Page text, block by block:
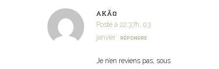
AKÃ¤
Posté à 22:37h, 03
janvier
RÉPONDRE
Je n’en reviens pas, sous